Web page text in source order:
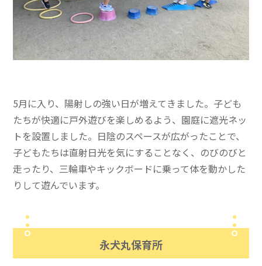
5月に入り、陽射しの強い日が増えてきました。子ども
たちが快適に戸外遊びを楽しめるよう、園庭に遮光ネッ
トを設置しました。日陰のスペースが広がったことで、
子どもたちは直射日光を気にすることなく、のびのびと
走ったり、三輪車やキックボードに乗って体を動かした
りして遊んでいます。
永犬丸保育所